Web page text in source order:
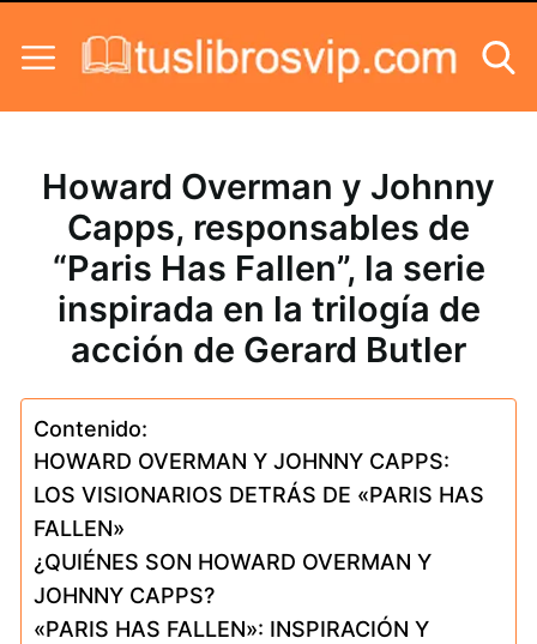
Howard Overman y Johnny
Capps, responsables de
“Paris Has Fallen”, la serie
inspirada en la trilogía de
acción de Gerard Butler
Contenido:
HOWARD OVERMAN Y JOHNNY CAPPS:
LOS VISIONARIOS DETRÁS DE «PARIS HAS
FALLEN»
¿QUIÉNES SON HOWARD OVERMAN Y
JOHNNY CAPPS?
«PARIS HAS FALLEN»: INSPIRACIÓN Y